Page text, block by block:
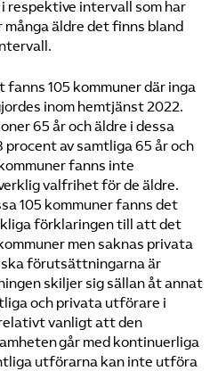
respektive intervall som har
många äldre det finns bland
105 kommuner där inga
inom hemtjänst 2022.
65 år och äldre i dessa
procent av samtliga 65 år och
fanns inte
valfrihet för de äldre.
105 kommuner fanns det
förklaringen till att det
men saknas privata
förutsättningarna är
skiljer sig sällan åt annat
och privata utförare i
vanligt att den
går med kontinuerliga
utförarna kan inte utföra